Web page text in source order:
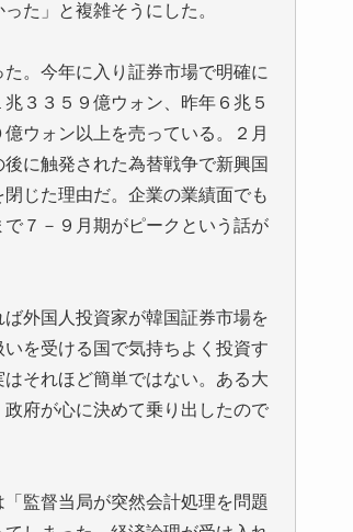
た」と複雑そうにした。
。今年に入り証券市場で明確に
３３５９億ウォン、昨年６兆５
ウォン以上を売っている。２月
に触発された為替戦争で新興国
じた理由だ。企業の業績面でも
７－９月期がピークという話が
外国人投資家が韓国証券市場を
を受ける国で気持ちよく投資す
それほど簡単ではない。ある大
府が心に決めて乗り出したので
監督当局が突然会計処理を問題